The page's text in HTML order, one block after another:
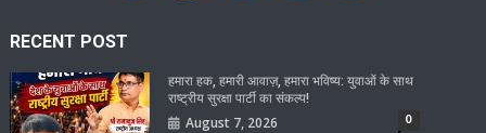
RECENT POST
हमारा हक, हमारी आवाज़, हमारा भविष्य: युवाओं के साथ
राष्ट्रीय सुरक्षा पार्टी का संकल्प!
August 7, 2026 0